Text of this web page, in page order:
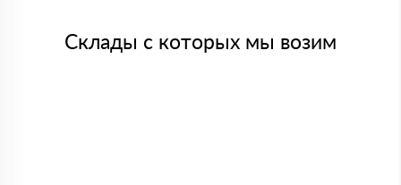
Склады с которых мы возим